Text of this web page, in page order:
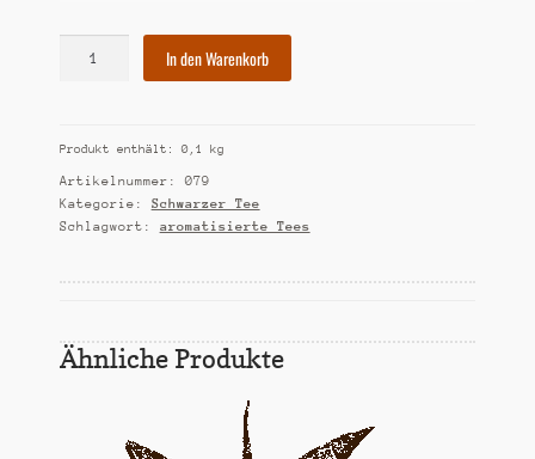
In den Warenkorb
Produkt enthält: 0,1 kg
Artikelnummer: 079
Kategorie: Schwarzer Tee
Schlagwort: aromatisierte Tees
Ähnliche Produkte